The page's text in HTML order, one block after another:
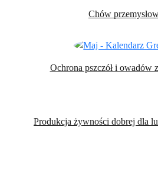
Chów
Ochrona pszczół i owadów
Produkcja żywności dobrej dla